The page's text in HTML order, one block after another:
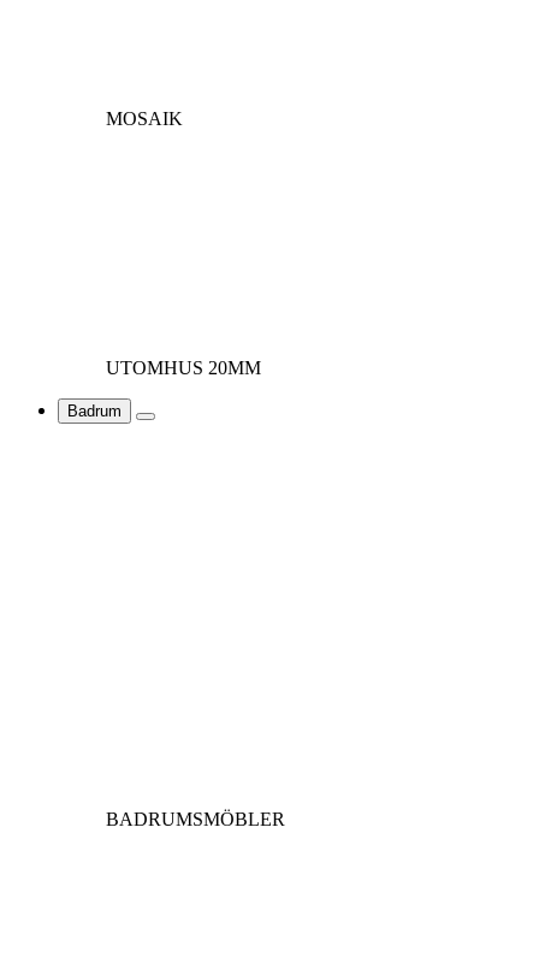
MOSAIK
UTOMHUS 20MM
Badrum
BADRUMSMÖBLER